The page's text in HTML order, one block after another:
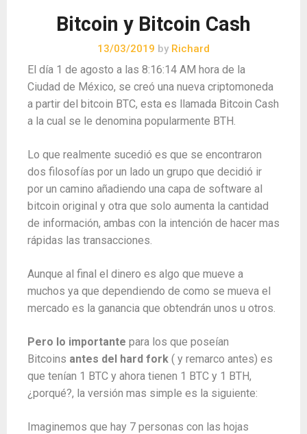
Bitcoin y Bitcoin Cash
13/03/2019 by Richard
El día 1 de agosto a las 8:16:14 AM hora de la
Ciudad de México, se creó una nueva criptomoneda
a partir del bitcoin BTC, esta es llamada Bitcoin Cash
a la cual se le denomina popularmente BTH.
Lo que realmente sucedió es que se encontraron
dos filosofías por un lado un grupo que decidió ir
por un camino añadiendo una capa de software al
bitcoin original y otra que solo aumenta la cantidad
de información, ambas con la intención de hacer mas
rápidas las transacciones.
Aunque al final el dinero es algo que mueve a
muchos ya que dependiendo de como se mueva el
mercado es la ganancia que obtendrán unos u otros.
Pero lo importante para los que poseían
Bitcoins antes del hard fork ( y remarco antes) es
que tenían 1 BTC y ahora tienen 1 BTC y 1 BTH,
¿porqué?, la versión mas simple es la siguiente:
Imaginemos que hay 7 personas con las hojas